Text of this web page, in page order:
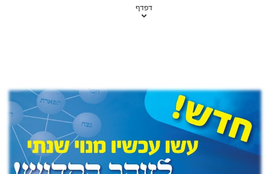
הזוהר הקדוש שמות מתקדמים
הזוהר הקדוש וארא מתחילים
הזוהר הקדוש וארא מתקדמים
הזוהר הקדוש בא מתחילים
דפדף